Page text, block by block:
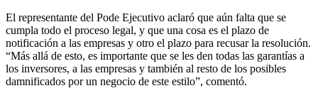
El representante del Pode Ejecutivo aclaró que aún falta que se
cumpla todo el proceso legal, y que una cosa es el plazo de
notificación a las empresas y otro el plazo para recusar la resolución.
“Más allá de esto, es importante que se les den todas las garantías a
los inversores, a las empresas y también al resto de los posibles
damnificados por un negocio de este estilo”, comentó.